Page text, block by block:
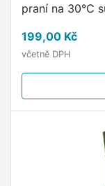
praní na 30°C
oblíbeným
199,00 Kč
včetně DPH